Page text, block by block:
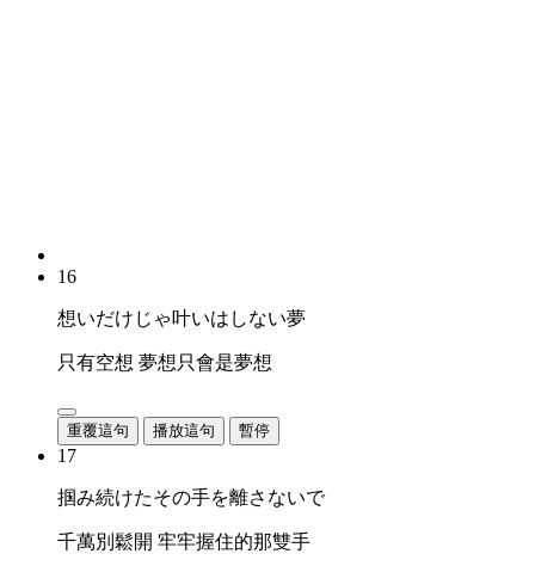
16
想いだけじゃ叶いはしない夢
只有空想 夢想只會是夢想
重覆這句 播放這句 暫停
17
掴み続けたその手を離さないで
千萬別鬆開 牢牢握住的那雙手